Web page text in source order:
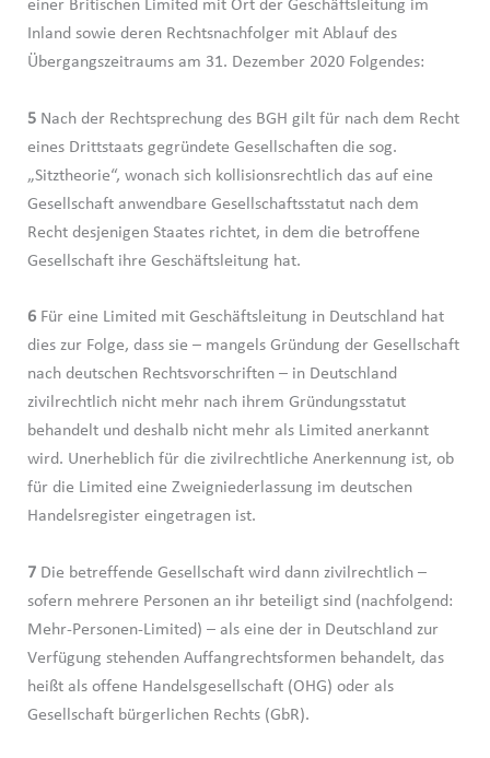
einer Britischen Limited mit Ort der Geschäftsleitung im
Inland sowie deren Rechtsnachfolger mit Ablauf des
Übergangszeitraums am 31. Dezember 2020 Folgendes:
5Nach der Rechtsprechung des BGH gilt für nach dem Recht
eines Drittstaats gegründete Gesellschaften die sog.
„Sitztheorie“, wonach sich kollisionsrechtlich das auf eine
Gesellschaft anwendbare Gesellschaftsstatut nach dem
Recht desjenigen Staates richtet, in dem die betroffene
Gesellschaft ihre Geschäftsleitung hat.
6Für eine Limited mit Geschäftsleitung in Deutschland hat
dies zur Folge, dass sie – mangels Gründung der Gesellschaft
nach deutschen Rechtsvorschriften – in Deutschland
zivilrechtlich nicht mehr nach ihrem Gründungsstatut
behandelt und deshalb nicht mehr als Limited anerkannt
wird. Unerheblich für die zivilrechtliche Anerkennung ist, ob
für die Limited eine Zweigniederlassung im deutschen
Handelsregister eingetragen ist.
7Die betreffende Gesellschaft wird dann zivilrechtlich –
sofern mehrere Personen an ihr beteiligt sind (nachfolgend:
Mehr-Personen-Limited) – als eine der in Deutschland zur
Verfügung stehenden Auffangrechtsformen behandelt, das
heißt als offene Handelsgesellschaft (OHG) oder als
Gesellschaft bürgerlichen Rechts (GbR).